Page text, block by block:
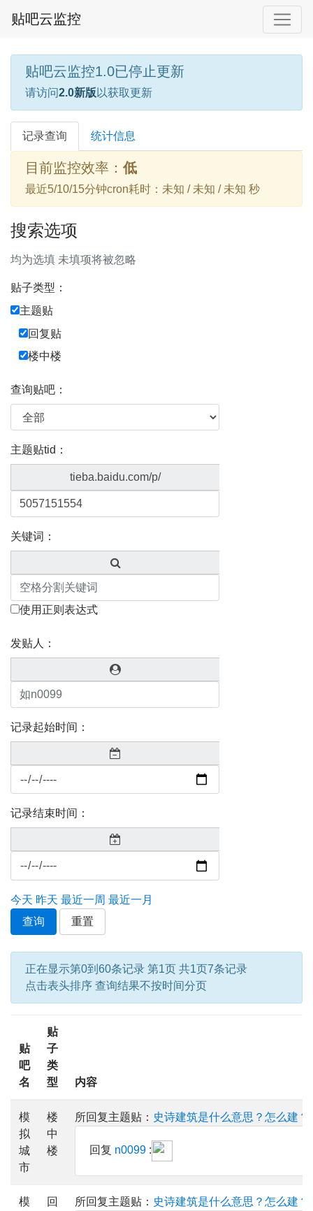
贴吧云监控
贴吧云监控1.0已停止更新
请访问2.0新版 以获取更新
记录查询 统计信息
目前监控效率： 低
最近5/10/15分钟cron耗时：未知 / 未知 / 未知 秒
搜索选项
均为选填 未填项将被忽略
贴子类型：
主题贴
回复贴
楼中楼
查询贴吧：
主题贴tid：
tieba.baidu.com/p/
关键词：
使用正则表达式
发贴人：
记录起始时间：
记录结束时间：
今天 昨天 最近一周 最近一月
查询
重置
正在显示第0到60条记录 第1页 共1页7条记录
点击表头排序 查询结果不按时间分页
贴
吧
名
贴
子
类
型
内容
模
拟
城
市
楼
中
楼
所回复主题贴： 史诗建筑是什么意思？怎么建？
回复 n0099 :
模
回
所回复主题贴： 史诗建筑是什么意思？怎么建？